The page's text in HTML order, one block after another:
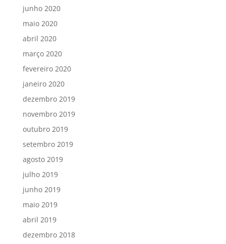
junho 2020
maio 2020
abril 2020
março 2020
fevereiro 2020
janeiro 2020
dezembro 2019
novembro 2019
outubro 2019
setembro 2019
agosto 2019
julho 2019
junho 2019
maio 2019
abril 2019
dezembro 2018